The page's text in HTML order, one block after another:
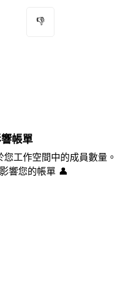
👎
帳單
工作空間中的成員數量。
響您的帳單 👤